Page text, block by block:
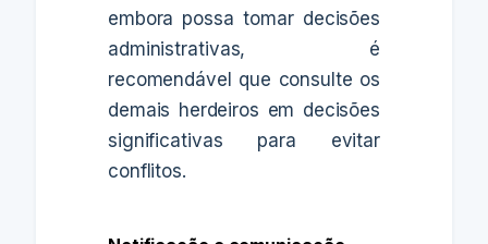
embora possa tomar decisões
administrativas, é
recomendável que consulte os
demais herdeiros em decisões
significativas para evitar
conflitos.